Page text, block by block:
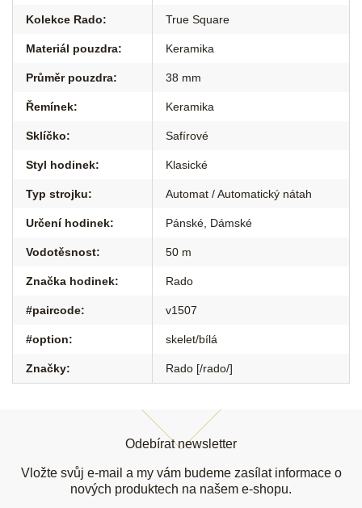
Kolekce Rado: True Square
Materiál pouzdra: Keramika
Průměr pouzdra: 38 mm
Řemínek: Keramika
Sklíčko: Safírové
Styl hodinek: Klasické
Typ strojku: Automat / Automatický nátah
Určení hodinek: Pánské Dámské
Vodotěsnost: 50 m
Značka hodinek: Rado
#paircode: v1507
#option: skelet/bílá
Značky: Rado [/rado/]
Odebírat newsletter
Vložte svůj e-mail a my vám budeme zasílat informace o
nových produktech na našem e-shopu.